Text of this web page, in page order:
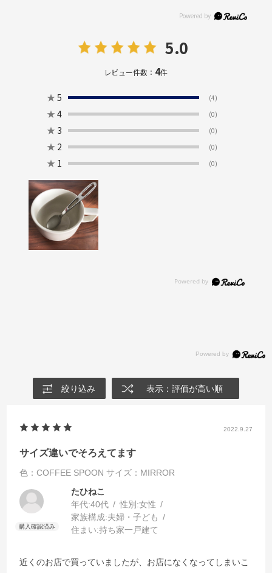
5.0
レビュー件数： 4件
★ 5 (4)
★ 4 (0)
★ 3 (0)
★ 2 (0)
★ 1 (0)
絞り込み 表示：評価が高い順
2022.9.27
サイズ違いでそろえてます
色：COFFEE SPOON サイズ：MIRROR
たひねこ
年代:40代 性別:女性
家族構成:夫婦・子ども
住まい:持ち家一戸建て
近くのお店で買っていましたが、お店になくなってしまいこ